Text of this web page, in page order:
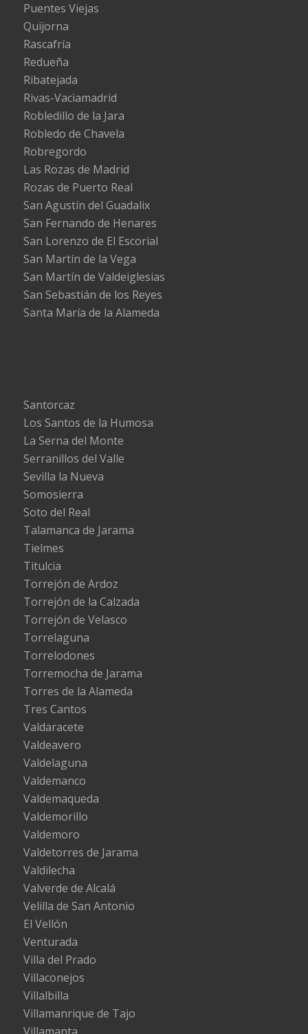
Puentes Viejas
Quijorna
Rascafría
Redueña
Ribatejada
Rivas-Vaciamadrid
Robledillo de la Jara
Robledo de Chavela
Robregordo
Las Rozas de Madrid
Rozas de Puerto Real
San Agustín del Guadalix
San Fernando de Henares
San Lorenzo de El Escorial
San Martín de la Vega
San Martín de Valdeiglesias
San Sebastián de los Reyes
Santa María de la Alameda
Santorcaz
Los Santos de la Humosa
La Serna del Monte
Serranillos del Valle
Sevilla la Nueva
Somosierra
Soto del Real
Talamanca de Jarama
Tielmes
Titulcia
Torrejón de Ardoz
Torrejón de la Calzada
Torrejón de Velasco
Torrelaguna
Torrelodones
Torremocha de Jarama
Torres de la Alameda
Tres Cantos
Valdaracete
Valdeavero
Valdelaguna
Valdemanco
Valdemaqueda
Valdemorillo
Valdemoro
Valdetorres de Jarama
Valdilecha
Valverde de Alcalá
Velilla de San Antonio
El Vellón
Venturada
Villa del Prado
Villaconejos
Villalbilla
Villamanrique de Tajo
Villamanta